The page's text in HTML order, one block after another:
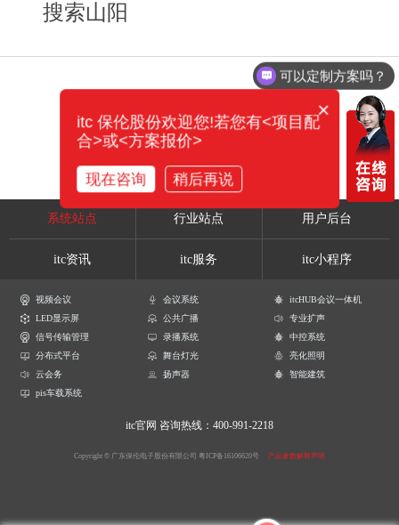
搜索山阳
系统站点 行业站点 用户后台
itc资讯 itc服务 itc小程序
视频会议 会议系统
itcHUB会议一体机
LED显示屏
公共广播
专业扩声
信号传输管理
录播系统
中控系统
分布式平台
舞台灯光
亮化照明
云会务
扬声器
智能建筑
pis车载系统
itc官网 咨询热线：400-991-2218
Copyright © 广东保伦电子股份有限公司 粤ICP备16106620号 产品参数解释声明
可以定制方案吗？
×
itc 保伦股份欢迎您!若您有<项目配
合>或<方案报价>
现在咨询 稍后再说